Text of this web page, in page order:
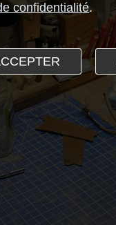
confidentialité.